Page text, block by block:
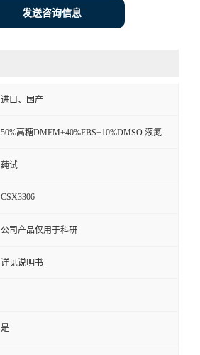
发送咨询信息
进口、国产
50%高糖DMEM+40%FBS+10%DMSO 液氮
莼试
CSX3306
公司产品仅用于科研
详见说明书
是